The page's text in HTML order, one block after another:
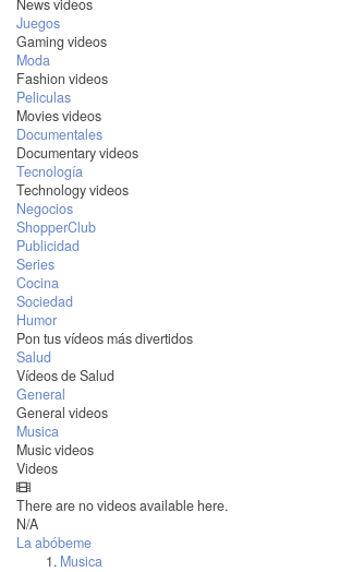
News videos
Juegos
Gaming videos
Moda
Fashion videos
Peliculas
Movies videos
Documentales
Documentary videos
Tecnología
Technology videos
Negocios
ShopperClub
Publicidad
Series
Cocina
Sociedad
Humor
Pon tus vídeos más divertidos
Salud
Vídeos de Salud
General
General videos
Musica
Music videos
Videos
There are no videos available here.
N/A
La abóbeme
Musica